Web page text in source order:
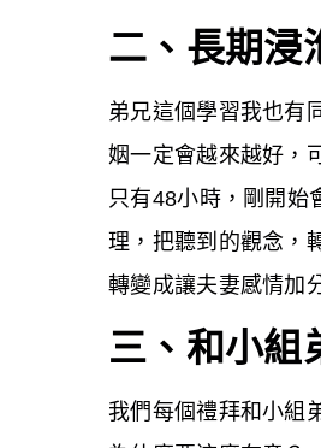
二、長期浸
弟兄這個學習我也有
姻一定會越來越好，
只有48小時，剛開始
理，把聽到的觀念，
轉變成讓夫妻感情加
三、和小組
我們每個禮拜和小組